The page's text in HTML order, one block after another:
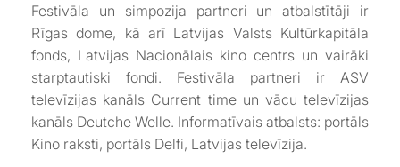
Festivāla un simpozija partneri un atbalstītāji ir
Rīgas dome, kā arī Latvijas Valsts Kultūrkapitāla
fonds, Latvijas Nacionālais kino centrs un vairāki
starptautiski fondi. Festivāla partneri ir ASV
televīzijas kanāls Current time un vācu televīzijas
kanāls Deutche Welle. Informatīvais atbalsts: portāls
Kino raksti, portāls Delfi, Latvijas televīzija.